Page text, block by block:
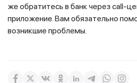
же обратитесь в банк через call-
приложение. Вам обязательно
возникшие проблемы.